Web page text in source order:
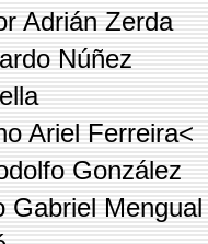
Adrián Zerda
Núñez
Ariel Ferreira<
González
Gabriel Mengual